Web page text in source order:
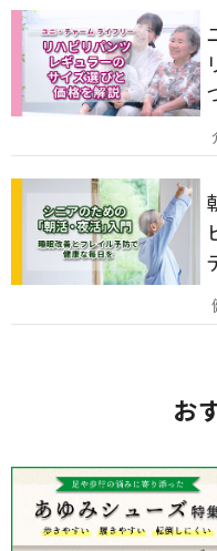
お